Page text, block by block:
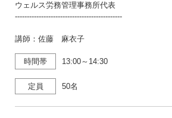
ウェルス労務管理事務所代表
---------------------------------------------
講師：佐藤 麻衣子
時間帯 13:00～14:30
定員 50名